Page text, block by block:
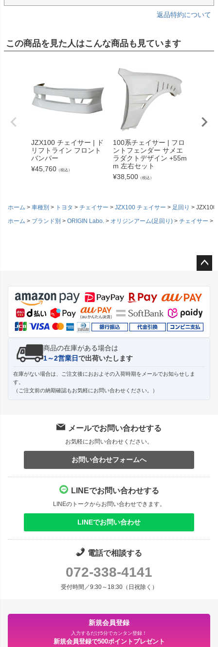
返品特約について
この商品を見た人はこんな商品も見ています
JZX100 チェイサー | ド
リフトライン フロント
バンパー
¥45,760 （税込）
100系チェイサー | フロ
ントフェンダー サメエ
ラダクトデザイン +55m
m 左右セット
¥38,500 （税込）
ホーム 車種別 トヨタ チェイサー JZX100 チェイサー 足回り
JZX100
ホーム
ブランド別 ORIGIN Labo. オリジンアーム(足回り) チェイサー
ジト
ップ
へ
商品の在庫がある場合は
1～2営業日で出荷いたします
在庫がない場合は、ご注文後におおよその入荷時期をメールでお知らせしま
す。
（ご注文前の納期確認もお気軽にお問い合わせください。）
メールでお問い合わせする
お気軽にお問い合わせください。
お問い合わせフォームへ
LINEでお問い合わせする
LINEのトークからお問い合わせできます。
LINEでお問い合わせ
電話で相談する
072-338-4141
受付時間／9:30～18:30（日祝除く）
新規会員登録
入力するだけ5分でカンタン登録！
新規会員登録で500ポイントプレゼント